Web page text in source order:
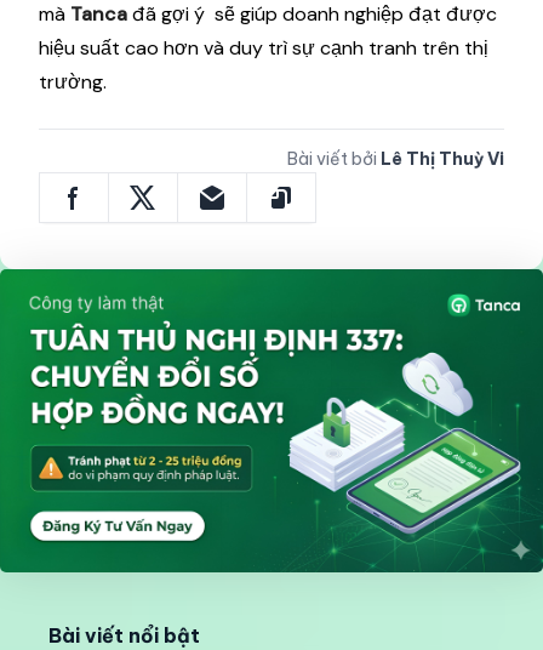
mà Tancađã gợi ý sẽ giúp doanh nghiệp đạt được
hiệu suất cao hơn và duy trì sự cạnh tranh trên thị
trường.
Bài viết bởi Lê Thị Thuỳ Vi
Bài viết nổi bật